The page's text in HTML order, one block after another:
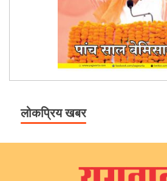
लोकप्रिय खबर